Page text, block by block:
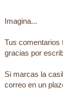
Imagina...
Tus comentarios
gracias por
Si marcas la
correo en un